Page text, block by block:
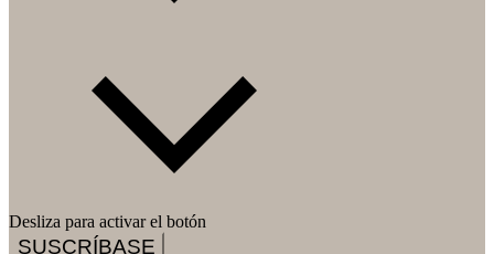
Desliza para activar el botón
SUSCRÍBASE